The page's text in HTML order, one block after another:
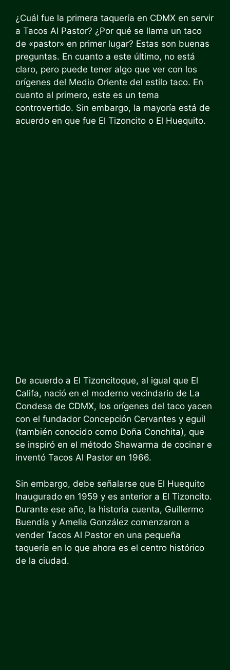
¿Cuál fue la primera taquería en CDMX en servir
a Tacos Al Pastor? ¿Por qué se llama un taco
de «pastor» en primer lugar? Estas son buenas
preguntas. En cuanto a este último, no está
claro, pero puede tener algo que ver con los
orígenes del Medio Oriente del estilo taco. En
cuanto al primero, este es un tema
controvertido. Sin embargo, la mayoría está de
acuerdo en que fue El Tizoncito o El Huequito.
De acuerdo a El Tizoncitoque, al igual que El
Califa, nació en el moderno vecindario de La
Condesa de CDMX, los orígenes del taco yacen
con el fundador Concepción Cervantes y eguil
(también conocido como Doña Conchita), que
se inspiró en el método Shawarma de cocinar e
inventó Tacos Al Pastor en 1966.
Sin embargo, debe señalarse que El Huequito
Inaugurado en 1959 y es anterior a El Tizoncito.
Durante ese año, la historia cuenta, Guillermo
Buendía y Amelia González comenzaron a
vender Tacos Al Pastor en una pequeña
taquería en lo que ahora es el centro histórico
de la ciudad.